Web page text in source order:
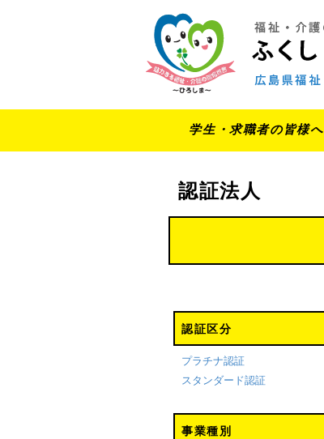
学生・求職者の皆様へ
認証法人
認証区分
プラチナ認証
スタンダード認証
事業種別